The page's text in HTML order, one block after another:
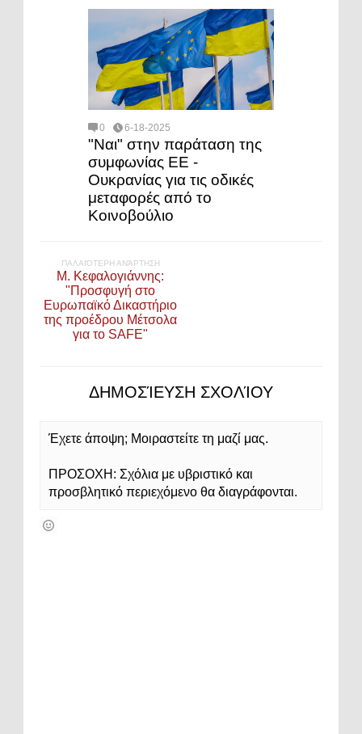
0 6-18-2025
"Ναι" στην παράταση της
συμφωνίας ΕΕ -
Ουκρανίας για τις οδικές
μεταφορές από το
Κοινοβούλιο
ΠΑΛΑΙΌΤΕΡΗ ΑΝΆΡΤΗΣΗ
Μ. Κεφαλογιάννης:
"Προσφυγή στο
Ευρωπαϊκό Δικαστήριο
της προέδρου Μέτσολα
για το SAFE"
ΔΗΜΟΣΊΕΥΣΗ ΣΧΟΛΊΟΥ
Έχετε άποψη; Μοιραστείτε τη μαζί μας.
ΠΡΟΣΟΧΗ: Σχόλια με υβριστικό και
προσβλητικό περιεχόμενο θα διαγράφονται.